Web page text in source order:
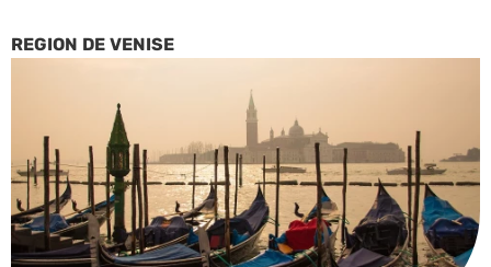
REGION DE VENISE